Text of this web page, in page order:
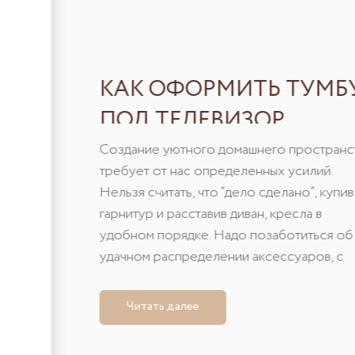
КАК ОФОРМИТЬ
ПОД ТЕЛЕВИЗОР
НАИБОЛЕЕ ВЫГОДНО
Создание уютного домашнего
требует от нас определенных усилий.
Нельзя считать, что “дело сделано”, купив
гарнитур и расставив диван, кресла в
удобном порядке. Надо позаботиться об
удачном распределении аксессуаров, с
помещения. Нужно знать, ......
Читать далее